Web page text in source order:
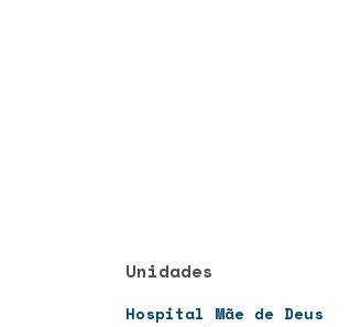
Unidades
Hospital Mãe de Deus